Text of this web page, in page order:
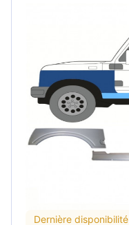
Dernière disponibilité